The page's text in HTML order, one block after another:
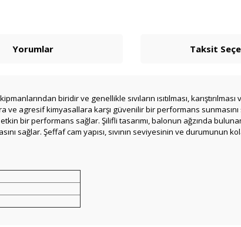
Yorumlar Taksit
biridir ve genellikle sıvıların ısıtılması,
agresif kimyasallara karşı güvenilir bir performans sunmasını
bir performans sağlar. Şilifli tasarımı, balonun ağzında
sağlar. Şeffaf cam yapısı, sıvının seviyesinin ve durumunun